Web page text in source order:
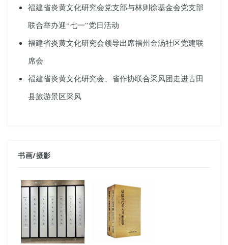
福建省炎黄文化研究会党支部与林则徐基金会党支部
联合举办迎“七一”党日活动
福建省炎黄文化研究会领导出席福州金汤社区党建联
席会
福建省炎黄文化研究会、省作协联合采风团走进古田
县旅游景区采风
书画/摄影